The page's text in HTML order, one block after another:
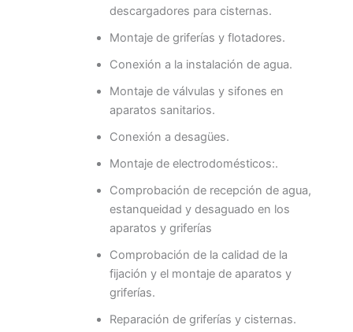
descargadores para cisternas.
Montaje de griferías y flotadores.
Conexión a la instalación de agua.
Montaje de válvulas y sifones en
aparatos sanitarios.
Conexión a desagües.
Montaje de electrodomésticos:.
Comprobación de recepción de agua,
estanqueidad y desaguado en los
aparatos y griferías
Comprobación de la calidad de la
fijación y el montaje de aparatos y
griferías.
Reparación de griferías y cisternas.